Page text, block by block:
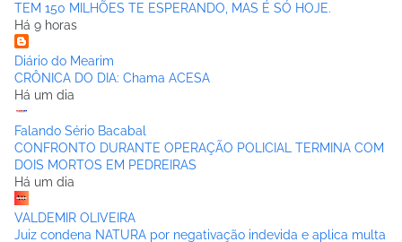
TEM 150 MILHÕES TE ESPERANDO, MAS É SÓ HOJE.
Há 9 horas
Diário do Mearim
CRÔNICA DO DIA: Chama ACESA
Há um dia
Falando Sério Bacabal
CONFRONTO DURANTE OPERAÇÃO POLICIAL TERMINA COM
DOIS MORTOS EM PEDREIRAS
Há um dia
VALDEMIR OLIVEIRA
Juiz condena NATURA por negativação indevida e aplica multa